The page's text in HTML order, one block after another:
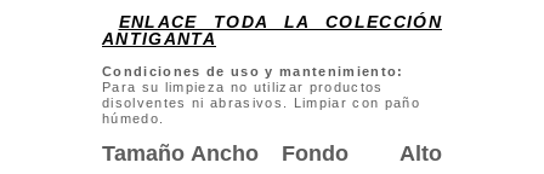
ENLACE TODA LA COLECCIÓN
ANTIGANTA
Condiciones de uso y mantenimiento:
Para su limpieza no utilizar productos
disolventes ni abrasivos. Limpiar con paño
húmedo.
Tamaño Ancho Fondo
Alto